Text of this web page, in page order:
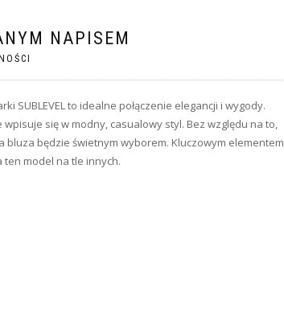
NAPISEM
SUBLEVEL to idealne połączenie elegancji i wygody.
się w modny, casualowy styl. Bez względu na to,
będzie świetnym wyborem. Kluczowym elementem
model na tle innych.